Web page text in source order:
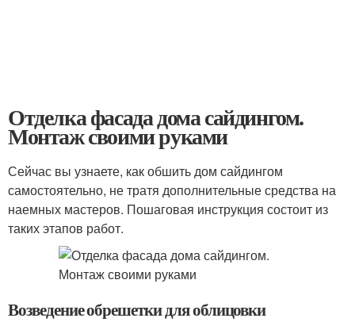
Отделка фасада дома сайдингом.
Монтаж своими руками
Сейчас вы узнаете, как обшить дом сайдингом
самостоятельно, не тратя дополнительные средства на
наемных мастеров. Пошаговая инструкция состоит из
таких этапов работ.
Возведение обрешетки для облицовки